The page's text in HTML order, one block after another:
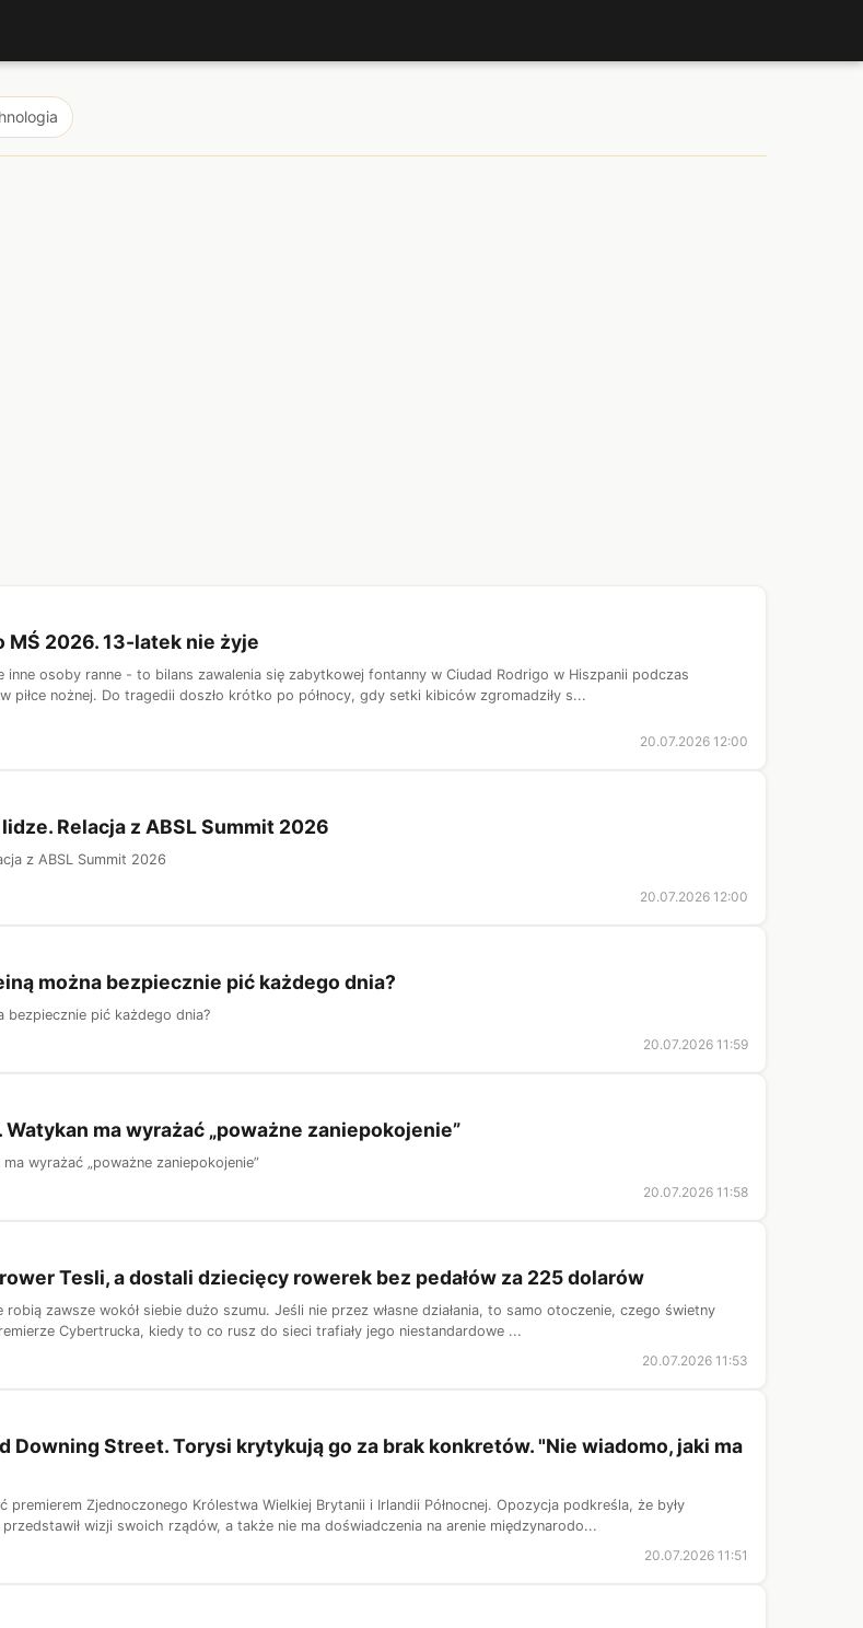
MŚ 2026. 13-latek nie żyje
inne osoby ranne - to bilans zawalenia się zabytkowej fontanny w Ciudad Rodrigo w Hiszpanii podczas
piłce nożnej. Do tragedii doszło krótko po północy, gdy setki kibiców zgromadziły s...
20.07.2026 12:00
Relacja z ABSL Summit 2026
z ABSL Summit 2026
20.07.2026 12:00
można bezpiecznie pić każdego dnia?
bezpiecznie pić każdego dnia?
20.07.2026 11:59
Watykan ma wyrażać „poważne zaniepokojenie”
wyrażać „poważne zaniepokojenie”
20.07.2026 11:58
Tesli, a dostali dziecięcy rowerek bez pedałów za 225 dolarów
zawsze wokół siebie dużo szumu. Jeśli nie przez własne działania, to samo otoczenie, czego świetny
Cybertrucka, kiedy to co rusz do sieci trafiały jego niestandardowe ...
20.07.2026 11:53
Downing Street. Torysi krytykują go za brak konkretów. "Nie wiadomo, jaki ma
premierem Zjednoczonego Królestwa Wielkiej Brytanii i Irlandii Północnej. Opozycja podkreśla, że były
wizji swoich rządów, a także nie ma doświadczenia na arenie międzynarodo...
20.07.2026 11:51